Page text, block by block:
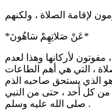
لإقامة الصلاة ، ولكنهم
*عَنْ صَلاتِهِمْ سَاهُونَ*
مفوتون لأركانها وهذا لعدم
، التي هي أهم الطاعات
الذي يستحق صاحبه الذم
من كل أحد ، حتى من النبي
صلى الله عليه وسلم .